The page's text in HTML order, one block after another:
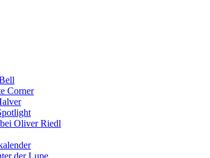
Corner
Oliver Riedl
der Lupe